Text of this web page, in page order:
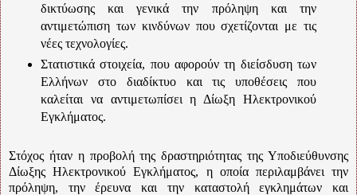
δικτύωσης και γενικά την πρόληψη και την
αντιμετώπιση των κινδύνων που σχετίζονται με τις
νέες τεχνολογίες.
Στατιστικά στοιχεία, που αφορούν τη διείσδυση των
Ελλήνων στο διαδίκτυο και τις υποθέσεις που
καλείται να αντιμετωπίσει η Δίωξη Ηλεκτρονικού
Εγκλήματος.
Στόχος ήταν η προβολή της δραστηριότητας της Υποδιεύθυνσης
Δίωξης Ηλεκτρονικού Εγκλήματος, η οποία περιλαμβάνει την
πρόληψη, την έρευνα και την καταστολή εγκλημάτων και